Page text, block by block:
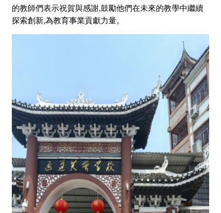
的教師們表示祝賀與感謝,鼓勵他們在未來的教學中繼續
探索創新,為教育事業貢獻力量。